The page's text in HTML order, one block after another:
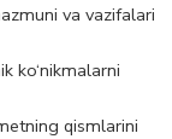
va vazifalari
ko‘nikmalarni
qismlarini